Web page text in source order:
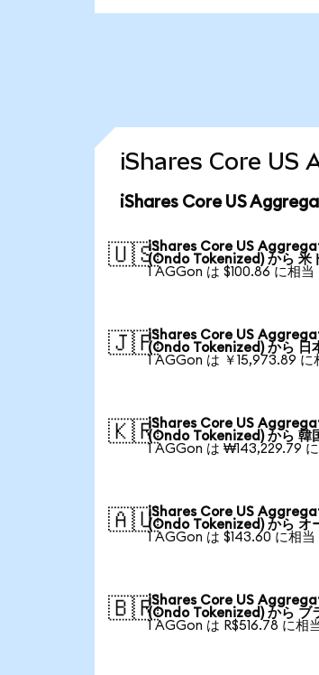
iShares Core US
iShares Core US
🇺🇸iShares Core US
(Ondo Tokenized) から 米
1 AGGon は $100.86 に相当
🇯🇵iShares Core US
(Ondo Tokenized) から 日
1 AGGon は ￥15,973.89 に
🇰🇷iShares Core US
(Ondo Tokenized) から 韓
1 AGGon は ₩143,229.79
🇦🇺iShares Core US
(Ondo Tokenized) から オ
1 AGGon は $143.60 に相当
🇧🇷iShares Core US
(Ondo Tokenized) から ブ
1 AGGon は R$516.78 に相